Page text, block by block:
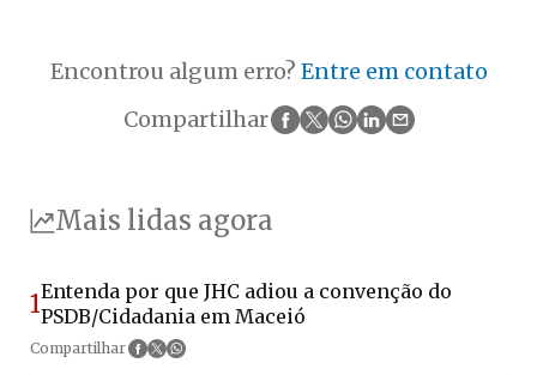
Encontrou algum erro? Entre em contato
Compartilhar
Mais lidas agora
1Entenda por que JHC adiou a convenção do
PSDB/Cidadania em Maceió
Compartilhar